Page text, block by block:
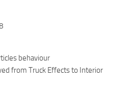
behaviour
from Truck Effects to Interior